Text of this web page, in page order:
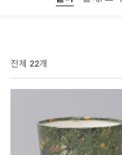
전체 22개